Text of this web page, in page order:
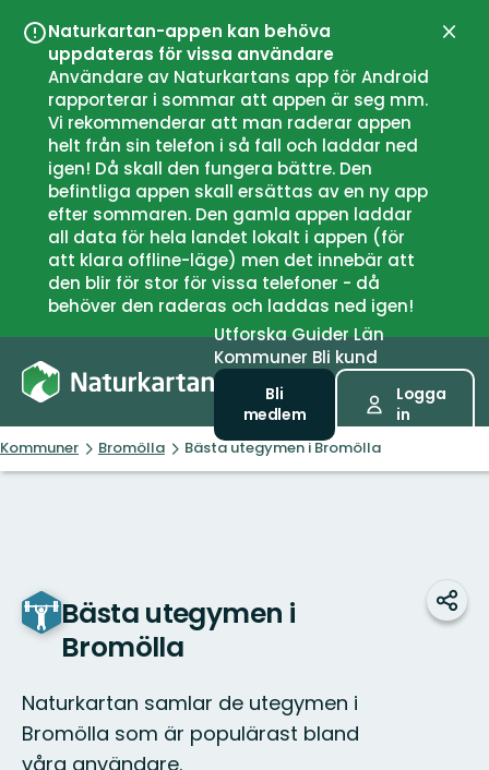
Naturkartan-appen kan behöva
uppdateras för vissa användare
Användare av Naturkartans app för Android
rapporterar i sommar att appen är seg mm.
Vi rekommenderar att man raderar appen
helt från sin telefon i så fall och laddar ned
igen! Då skall den fungera bättre. Den
befintliga appen skall ersättas av en ny app
efter sommaren. Den gamla appen laddar
all data för hela landet lokalt i appen (för
att klara offline-läge) men det innebär att
den blir för stor för vissa telefoner - då
behöver den raderas och laddas ned igen!
UtforskaGuiderLän
Kommuner Bli kund
Bli
medlem
Logga
in
Kommuner Bromölla Bästa utegymen i Bromölla
Bästa utegymen i
Bromölla
Naturkartan samlar de utegymen i
Bromölla som är populärast bland
våra användare.
Dela